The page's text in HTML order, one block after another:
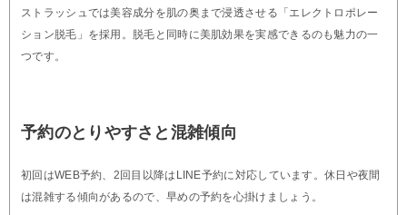
ストラッシュでは美容成分を肌の奥まで浸透させる「エレクトロポレー
ション脱毛」を採用。脱毛と同時に美肌効果を実感できるのも魅力の一
つです。
予約のとりやすさと混雑傾向
初回はWEB予約、2回目以降はLINE予約に対応しています。休日や夜間
は混雑する傾向があるので、早めの予約を心掛けましょう。